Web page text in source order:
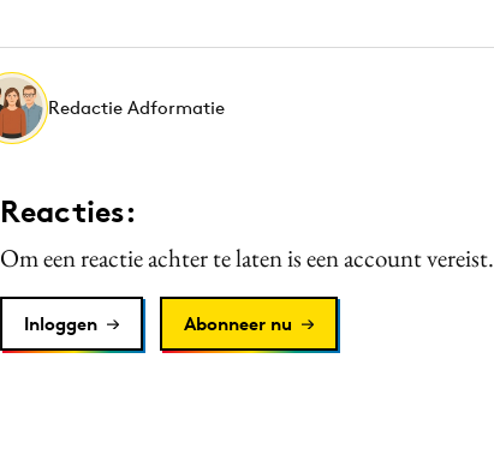
Redactie Adformatie
Reacties:
Om een reactie achter te laten is een account vereist.
Inloggen Abonneer nu